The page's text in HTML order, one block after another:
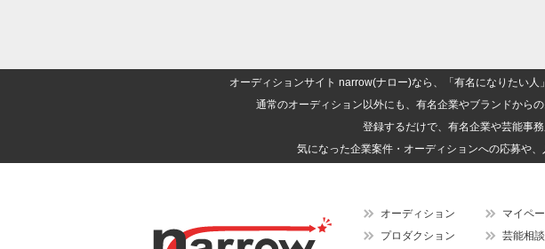
オーディションサイト narrow(ナロー)なら、「有名になりたい
通常のオーディション以外にも、有名企業やブランドから
登録するだけで、有名企業や芸能事
気になった企業案件・オーディションへの応募や
オーディション
プロダクション
マイペ
芸能相